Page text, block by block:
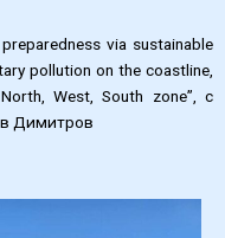
via sustainable
pollution on the coastline,
West, South zone”, с
Димитров